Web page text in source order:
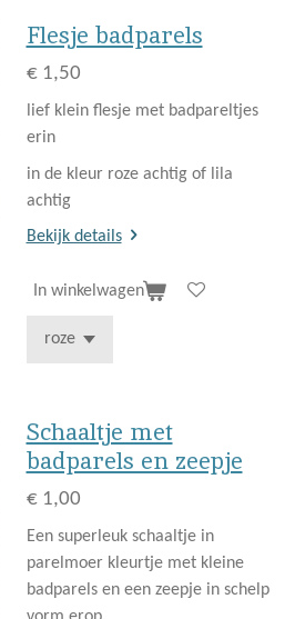
Flesje badparels
€ 1,50
lief klein flesje met badpareltjes
erin
in de kleur roze achtig of lila
achtig
Bekijk details
In winkelwagen
Schaaltje met
badparels en zeepje
€ 1,00
Een superleuk schaaltje in
parelmoer kleurtje met kleine
badparels en een zeepje in schelp